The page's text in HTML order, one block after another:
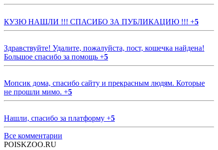
КУЗЮ НАШЛИ !!! СПАСИБО ЗА ПУБЛИКАЦИЮ !!! +5
Здравствуйте! Удалите, пожалуйста, пост, кошечка найдена!
Большое спасибо за помощь +5
Мопсик дома, спасибо сайту и прекрасным людям. Которые
не прошли мимо. +5
Нашли, спасибо за платформу +5
Все комментарии
POISKZOO.RU